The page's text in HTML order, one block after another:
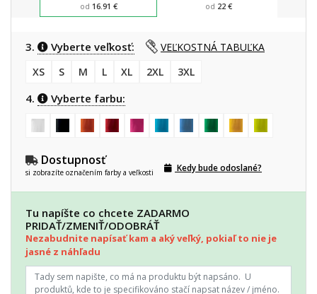
od 16.91 € od 22 €
3. Vyberte veľkosť:
VEĽKOSTNÁ TABUĽKA
XS
S M L XL 2XL 3XL
4. Vyberte farbu:
Dostupnosť
si zobrazíte označením farby a veľkosti Kedy bude odoslané?
Tu napíšte co chcete ZADARMO
PRIDAŤ/ZMENIŤ/ODOBRÁŤ
Nezabudnite napísať kam a aký veľký, pokiaľ to nie je
jasné z náhľadu